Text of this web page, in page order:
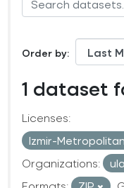
Order by
1 dataset
Licenses:
Izmir-
Organizations: